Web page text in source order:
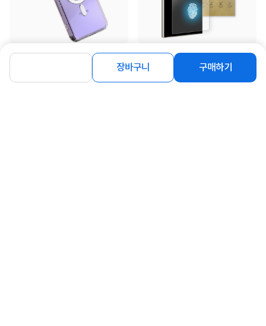
장바구니 구매하기
[단지몰] 강력 자석 맥세이프 카메라보
공용]
5,900원
[단지몰] 지문인식 0.18mm 강화유리
휴대폰 액정보호필름 [갤럭시S24 울트
3,300원